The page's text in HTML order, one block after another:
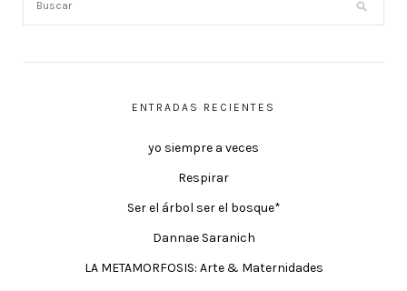
ENTRADAS RECIENTES
yo siempre a veces
Respirar
Ser el árbol ser el bosque*
Dannae Saranich
LA METAMORFOSIS: Arte & Maternidades